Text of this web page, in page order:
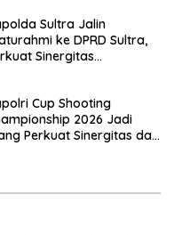
Sultra Jalin
ke DPRD Sultra,
Sinergitas
Cup Shooting
2026 Jadi
Perkuat Sinergitas dan